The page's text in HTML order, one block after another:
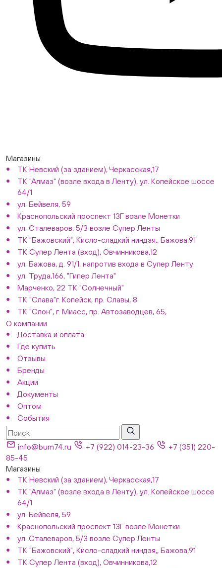
Магазины
ТК Невский (за зданием), Черкасская,17
ТК "Алмаз" (возле входа в Ленту), ул. Копейское шоссе
64/1
ул. Бейвеля, 59
Краснопольский проспект 13Г возле Монетки
ул. Сталеваров, 5/3 возле Супер Ленты
ТК "Бажовский", Кисло-сладкий ниндзя,, Бажова,91
ТК Супер Лента (вход), Овчинникова,12
ул. Бажова, д. 91/1, напротив входа в Супер Ленту
ул. Труда,166, "Гипер Лента"
Марченко, 22 ТК "Солнечный"
ТК "Слава"г. Копейск, пр. Славы, 8
ТК "Слон", г. Миасс, пр. Автозаводцев, 65,
О компании
Доставка и оплата
Где купить
Отзывы
Бренды
Акции
Документы
Оптом
События
info@bum74.ru +7 (922) 014-23-36
+7 (351) 220-
85-45
Магазины
ТК Невский (за зданием), Черкасская,17
ТК "Алмаз" (возле входа в Ленту), ул. Копейское шоссе
64/1
ул. Бейвеля, 59
Краснопольский проспект 13Г возле Монетки
ул. Сталеваров, 5/3 возле Супер Ленты
ТК "Бажовский", Кисло-сладкий ниндзя,, Бажова,91
ТК Супер Лента (вход), Овчинникова,12